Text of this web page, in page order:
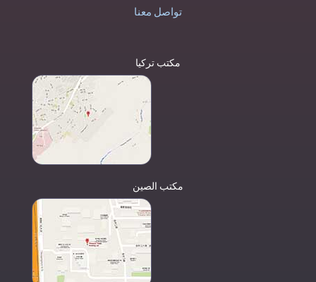
تواصل معنا
مكتب تركيا
مكتب الصين